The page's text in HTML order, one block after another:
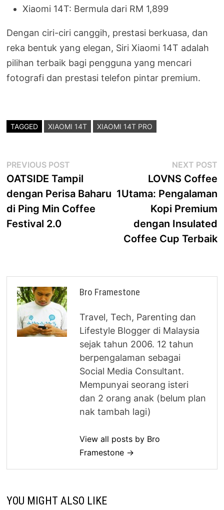
Xiaomi 14T: Bermula dari RM 1,899
Dengan ciri-ciri canggih, prestasi berkuasa, dan
reka bentuk yang elegan, Siri Xiaomi 14T adalah
pilihan terbaik bagi pengguna yang mencari
fotografi dan prestasi telefon pintar premium.
TAGGED XIAOMI 14T XIAOMI 14T PRO
Post
navigation
PREVIOUS POST
post:
OATSIDE Tampil
dengan Perisa Baharu
di Ping Min Coffee
Festival 2.0
NEXT POST
LOVNS Coffee
1Utama: Pengalaman
Kopi Premium
dengan Insulated
Coffee Cup Terbaik
Bro Framestone
Travel, Tech, Parenting dan
Lifestyle Blogger di Malaysia
sejak tahun 2006. 12 tahun
berpengalaman sebagai
Social Media Consultant.
Mempunyai seorang isteri
dan 2 orang anak (belum plan
nak tambah lagi)
View all posts by Bro
Framestone →
YOU MIGHT ALSO LIKE